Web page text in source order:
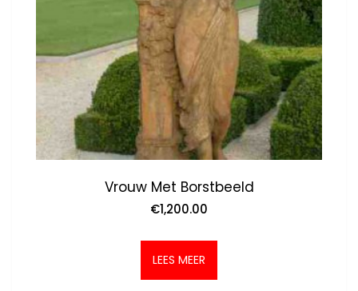
Vrouw Met Borstbeeld
€1,200.00
LEES MEER